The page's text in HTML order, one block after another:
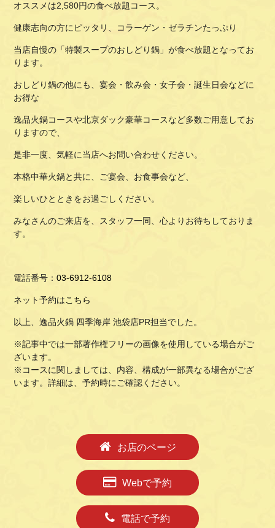
オススメは2,580円の食べ放題コース。
健康志向の方にピッタリ、コラーゲン・ゼラチンたっぷり
当店自慢の「特製スープのおしどり鍋」が食べ放題となってお
ります。
おしどり鍋の他にも、宴会・飲み会・女子会・誕生日会などに
お得な
逸品火鍋コースや北京ダック豪華コースなど多数ご用意してお
りますので、
是非一度、気軽に当店へお問い合わせください。
本格中華火鍋と共に、ご宴会、お食事会など、
楽しいひとときをお過ごしください。
みなさんのご来店を、スタッフ一同、心よりお待ちしておりま
す。
電話番号：03-6912-6108
ネット予約はこちら
以上、逸品火鍋 四季海岸 池袋店PR担当でした。
※記事中では一部著作権フリーの画像を使用している場合がご
ざいます。
※コースに関しましては、内容、構成が一部異なる場合がござ
います。詳細は、予約時にご確認ください。
お店のページ
Webで予約
電話で予約